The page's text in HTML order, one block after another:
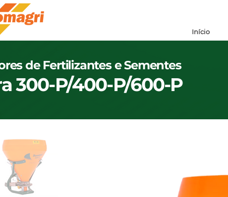
Início
de Fertilizantes e Sementes
300-P/400-P/600-P